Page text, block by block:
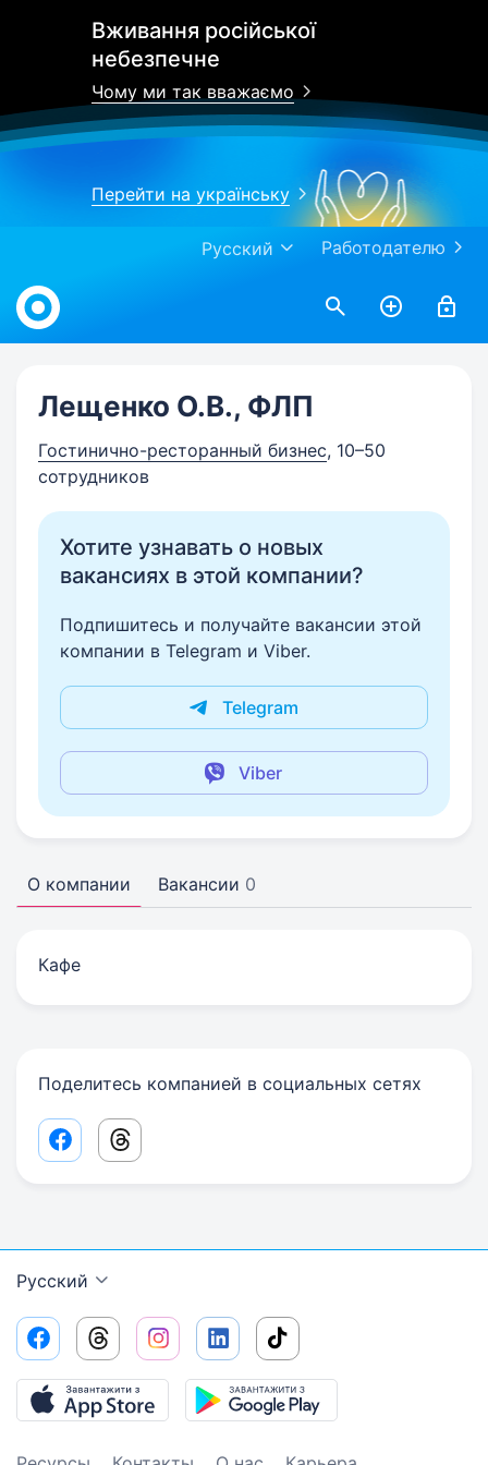
Вживання російської
небезпечне
Чому ми так вважаємо
Перейти на українську
Работодателю
Русский
Work.ua
Лещенко О.В., ФЛП
Гостинично-ресторанный бизнес, 10–50
сотрудников
Хотите узнавать о новых
вакансиях в этой компании?
Подпишитесь и получайте вакансии этой
компании в Telegram и Viber.
Telegram
Viber
О компании Вакансии 0
Кафе
Поделитесь компанией в социальных сетях
Facebook share link
Threads share link
Русский